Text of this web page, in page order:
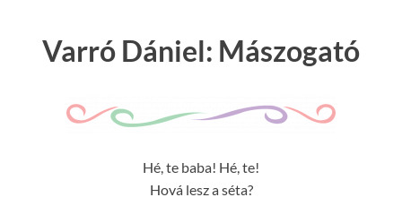
Varró Dániel: Mászogató
Hé, te baba! Hé, te!
Hová lesz a séta?